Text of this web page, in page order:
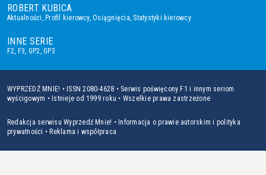
ROBERT KUBICA
Aktualności, Profil kierowcy,Osiągnięcia, Statystyki kierowcy
INNE SERIE
F2, F3, GP2,GP3
WYPRZEDŹ MNIE! • ISSN 2080-4628 • Serwis poświęcony F1 i innym seriom
wyścigowym • Istnieje od 1999 roku • Wszelkie prawa zastrzeżone
Redakcja serwisu Wyprzedź Mnie! • Informacja o prawie autorskim i polityka
prywatności • Reklama i współpraca